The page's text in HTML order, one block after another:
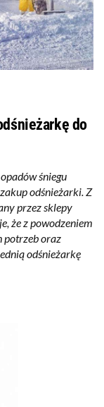
do
śniegu
odśnieżarki. Z
przez sklepy
że z powodzeniem
potrzeb oraz
odśnieżarkę